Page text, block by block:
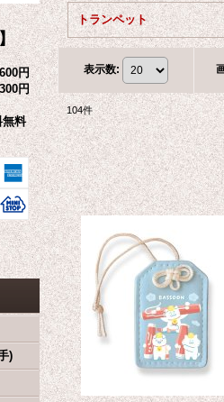
円
円
無料
)
トランペット
表示数:
104件